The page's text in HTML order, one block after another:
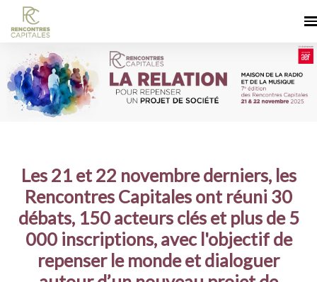
Les 21 et 22 novembre derniers, les
Rencontres Capitales ont réuni 30
débats, 150 acteurs clés et plus de 5
000 inscriptions, avec l'objectif de
repenser le monde et dialoguer